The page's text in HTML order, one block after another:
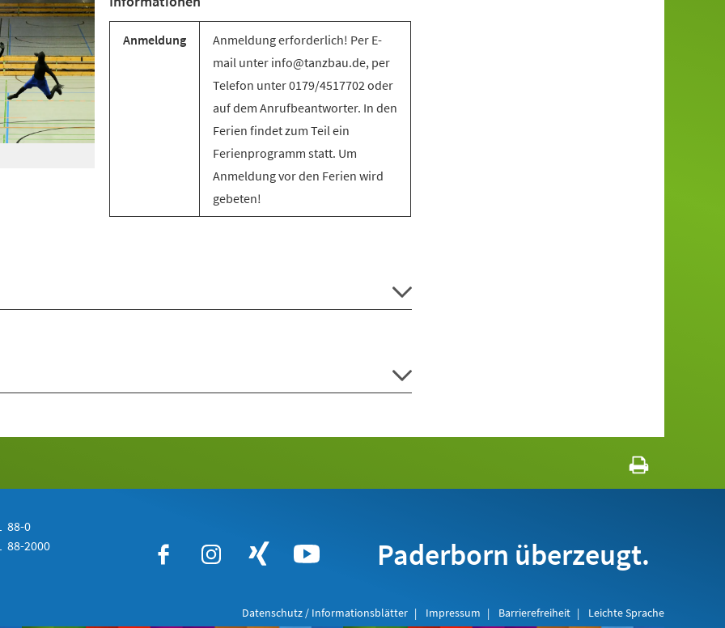
Anmeldung
Anmeldung erforderlich! Per E-
mail unter info@tanzbau.de, per
Telefon unter 0179/4517702 oder
auf dem Anrufbeantworter. In den
Ferien findet zum Teil ein
Ferienprogramm statt. Um
Anmeldung vor den Ferien wird
gebeten!
88-0
88-2000 Paderborn überzeugt.
Datenschutz / Informationsblätter Impressum Barrierefreiheit Leichte Sprache